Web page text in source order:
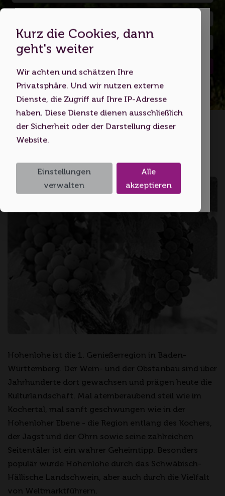
Hohenlohe ist die 1. Genießerregion in Baden-
Württemberg. Der Wein- und der Obstanbau sind über
Jahrhunderte dort gewachsen und prägen heute die
Kulturlandschaft. Mal atemberaubend steil wie im
Kochertal, mal sanft geschwungen wie in der
Hohenloher Ebene - die Region entlang des Kochers,
der Jagst und der Ohrn sowie seine zahlreichen
Seitentäler ist ein wahrer Geheimtipp. Besonders
populär wurde Hohenlohe durch das Schwäbisch-
Hällische Landschwein, aber auch durch die Vielfalt
von Weltmarktführern.
Dies ist eine Webseite für
Erwachsene
Indem Sie diese Website nutzen,
bestätigen Sie, dass Sie mindestens 18
Jahre alt sind bzw. das
Volljährigkeitsalter erreicht haben.
Ich bin 18 oder älter
Kurz die Cookies, dann
geht's weiter
Wir achten und schätzen Ihre
Privatsphäre. Und wir nutzen externe
Dienste, die Zugriff auf Ihre IP-Adresse
haben. Diese Dienste dienen ausschließlich
der Sicherheit oder der Darstellung dieser
Website.
Einstellungen
verwalten
Alle
akzeptieren